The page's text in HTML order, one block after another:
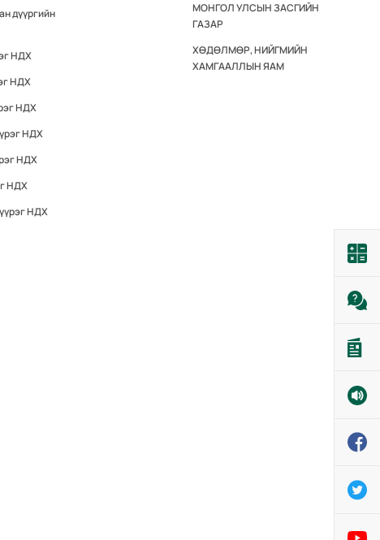
дүүргийн
НДХ
НДХ
НДХ
НДХ
НДХ
НДХ
НДХ
МОНГОЛ УЛСЫН ЗАСГИЙН
ГАЗАР
ХӨДӨЛМӨР, НИЙГМИЙН
ХАМГААЛЛЫН ЯАМ